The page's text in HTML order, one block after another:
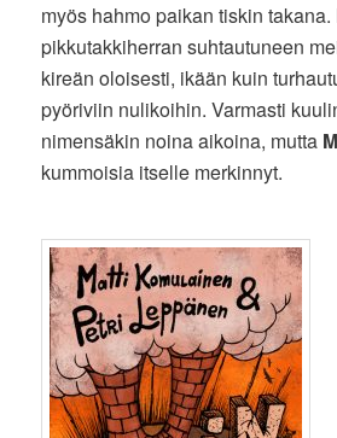
myös hahmo paikan tiskin
pikkutakkiherran suhtautuneen
kireän oloisesti, ikään kuin
pyöriviin nulikoihin. Varmasti
nimensäkin noina aikoina, mutta
kummoisia itselle merkinnyt.